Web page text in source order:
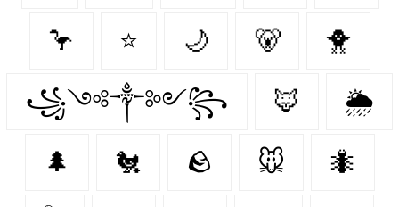
🦩 ⭐ 🌙 🐻‍ 🐥
꧁༺༒༻꧂ 🦊 🌦️
🌲 🐔 🪨 🐭 🐜